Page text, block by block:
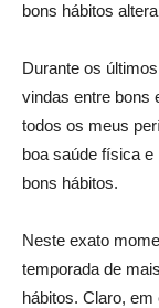
bons hábitos
Durante os
vindas entre bons
todos os meus
boa saúde física
bons hábitos.
Neste exato
temporada de
hábitos. Claro,